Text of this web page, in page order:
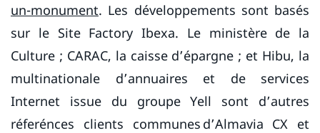
un-monument. Les développements sont basés
sur le Site Factory Ibexa. Le ministère de la
Culture ; CARAC, la caisse d’épargne ; et Hibu, la
multinationale d’annuaires et de services
Internet issue du groupe Yell sont d’autres
réferénces clients communes d’Almavia CX et